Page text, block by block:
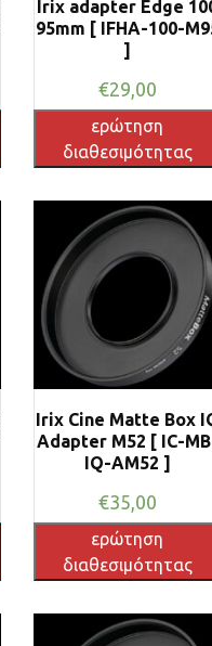
Irix adapter Edge
95mm [ IFHA-100-
]
€29,00
ερώτηση
διαθεσιμότητας
Irix Cine Matte Box
Adapter M52 [ IC-
IQ-AM52 ]
€35,00
ερώτηση
διαθεσιμότητας